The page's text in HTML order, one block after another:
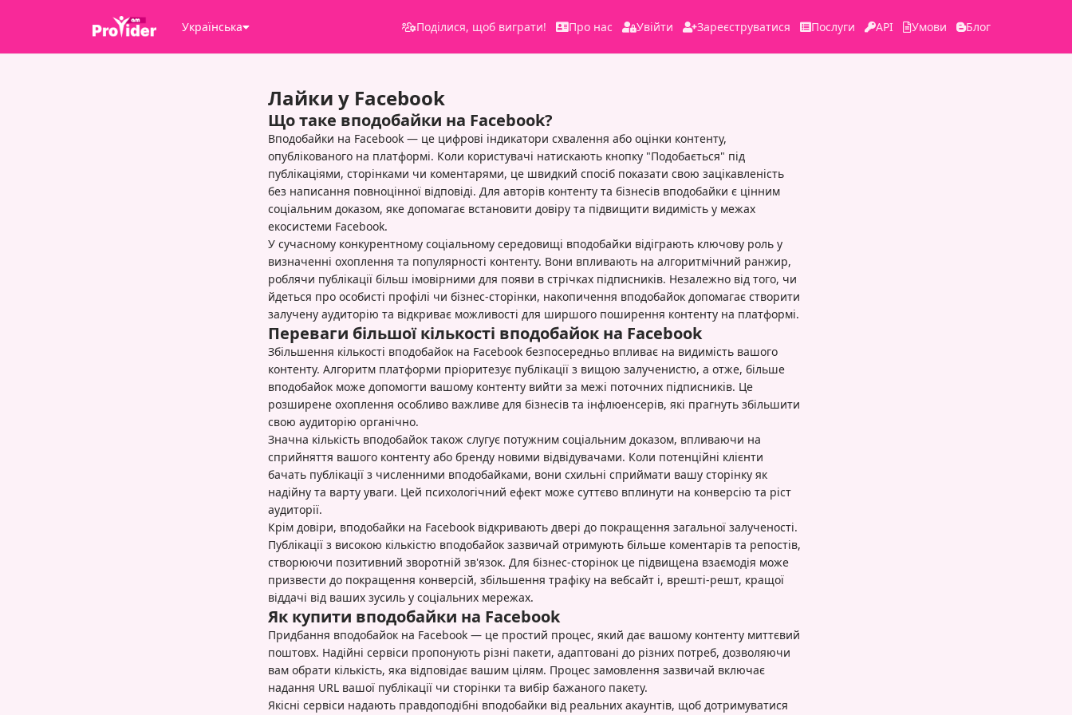
Українська Поділися, щоб виграти! Про нас Увійти Зареєструватися Послуги API Умови Блог
Лайки у Facebook
Що таке вподобайки на Facebook?
Вподобайки на Facebook — це цифрові індикатори схвалення або оцінки контенту,
опублікованого на платформі. Коли користувачі натискають кнопку "Подобається" під
публікаціями, сторінками чи коментарями, це швидкий спосіб показати свою зацікавленість
без написання повноцінної відповіді. Для авторів контенту та бізнесів вподобайки є цінним
соціальним доказом, яке допомагає встановити довіру та підвищити видимість у межах
екосистеми Facebook.
У сучасному конкурентному соціальному середовищі вподобайки відіграють ключову роль у
визначенні охоплення та популярності контенту. Вони впливають на алгоритмічний ранжир,
роблячи публікації більш імовірними для появи в стрічках підписників. Незалежно від того, чи
йдеться про особисті профілі чи бізнес-сторінки, накопичення вподобайок допомагає створити
залучену аудиторію та відкриває можливості для ширшого поширення контенту на платформі.
Переваги більшої кількості вподобайок на Facebook
Збільшення кількості вподобайок на Facebook безпосередньо впливає на видимість вашого
контенту. Алгоритм платформи пріоритезує публікації з вищою залученистю, а отже, більше
вподобайок може допомогти вашому контенту вийти за межі поточних підписників. Це
розширене охоплення особливо важливе для бізнесів та інфлюенсерів, які прагнуть збільшити
свою аудиторію органічно.
Значна кількість вподобайок також слугує потужним соціальним доказом, впливаючи на
сприйняття вашого контенту або бренду новими відвідувачами. Коли потенційні клієнти
бачать публікації з численними вподобайками, вони схильні сприймати вашу сторінку як
надійну та варту уваги. Цей психологічний ефект може суттєво вплинути на конверсію та ріст
аудиторії.
Крім довіри, вподобайки на Facebook відкривають двері до покращення загальної залученості.
Публікації з високою кількістю вподобайок зазвичай отримують більше коментарів та репостів,
створюючи позитивний зворотній зв'язок. Для бізнес-сторінок це підвищена взаємодія може
призвести до покращення конверсій, збільшення трафіку на вебсайт і, врешті-решт, кращої
віддачі від ваших зусиль у соціальних мережах.
Як купити вподобайки на Facebook
Придбання вподобайок на Facebook — це простий процес, який дає вашому контенту миттєвий
поштовх. Надійні сервіси пропонують різні пакети, адаптовані до різних потреб, дозволяючи
вам обрати кількість, яка відповідає вашим цілям. Процес замовлення зазвичай включає
надання URL вашої публікації чи сторінки та вибір бажаного пакету.
Якісні сервіси надають правдоподібні вподобайки від реальних акаунтів, щоб дотримуватися